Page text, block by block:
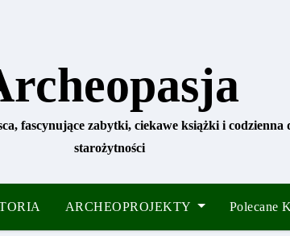
fascynujące zabytki, ciekawe książki i codzienna
starożytności
ARCHEOPROJEKTY Polecane